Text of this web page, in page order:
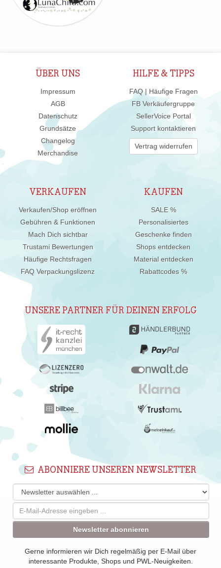
ÜBER UNS
Impressum
AGB
Datenschutz
Grundsätze
Changelog
Merchandise
HILFE & TIPPS
FAQ | Häufige Fragen
FB Verkäufergruppe
SellerVoice Portal
Support kontaktieren
Vertrag widerrufen
VERKAUFEN
Verkaufen/Shop eröffnen
Gebühren & Funktionen
Mach Dich sichtbar
Trustami Bewertungen
Häufige Rechtsfragen
FAQ Verpackungslizenz
KAUFEN
SALE %
Personalisiertes
Geschenke finden
Shops entdecken
Material entdecken
Rabattcodes %
UNSERE PARTNER FÜR DEINEN ERFOLG
ABONNIERE UNSEREN NEWSLETTER
Newsletter abonnieren
Gerne informieren wir Dich regelmäßig per E-Mail über
interessante Produkte, Shops und PWL-Neuigkeiten.